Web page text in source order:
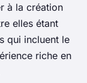
à la création
elles étant
qui incluent le
riche en